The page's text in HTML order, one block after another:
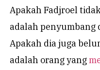
Apakah Fadjroel
adalah penyumbang
Apakah dia juga
adalah orang yang